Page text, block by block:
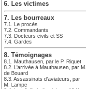
6. Les victimes
7. Les bourreaux
7.1. Le procès
7.2. Commandants
7.3. Docteurs civils et SS
7.4. Gardes
8. Témoignages
8.1. Mauthausen, par le P. Riquet
8.2. L’arrivée à Mauthausen, par M.
de Bouard
8.3. Assassinats d’aviateurs, par
M. Lampe